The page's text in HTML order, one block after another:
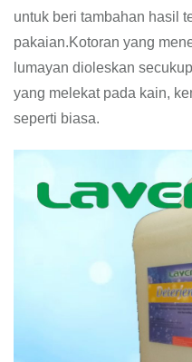
untuk beri tambahan hasil
pakaian.Kotoran yang
lumayan dioleskan
yang melekat pada kain,
seperti biasa.